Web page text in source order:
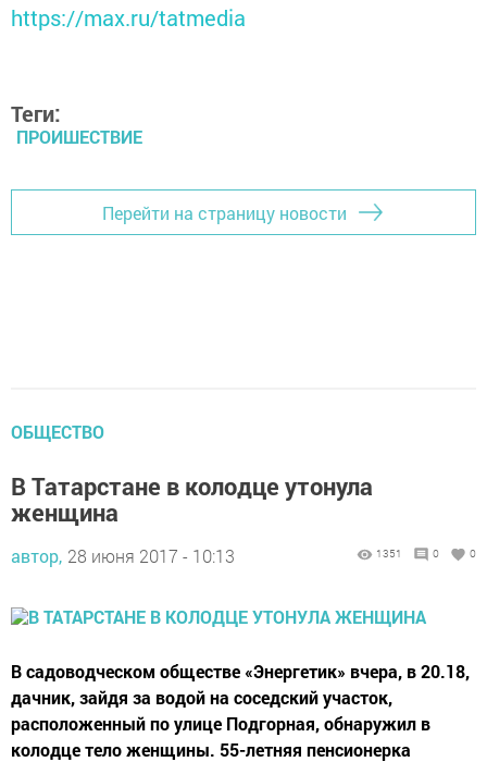
https://max.ru/tatmedia
Теги:
ПРОИШЕСТВИЕ
Перейти на страницу новости
ОБЩЕСТВО
В Татарстане в колодце утонула
женщина
автор, 28 июня 2017 - 10:13 1351 0 0
В садоводческом обществе «Энергетик» вчера, в 20.18,
дачник, зайдя за водой на соседский участок,
расположенный по улице Подгорная, обнаружил в
колодце тело женщины. 55-летняя пенсионерка